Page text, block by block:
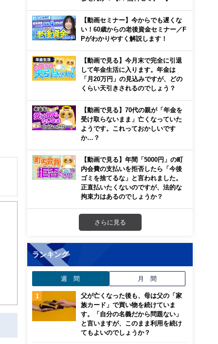
き
【動画セミナー】今からでも遅くな
い！60歳からの老後資金セミナー／F
Pがわかりやすく解説します！
【動画で見る】今月末で完全に引退
して年金生活に入ります。年金は
「月20万円」の見込みですが、どの
くらい天引きされるのでしょう？
【動画で見る】70代の親が「年金を
受け取らないまま」亡くなっていた
ようです。これっておかしいです
か…？
【動画で見る】年間「5000円」の町
内会費の支払いを拒否したら「今後
ゴミを捨てるな」と言われました。
正直払いたくないのですが、法的な
拘束力はあるのでしょうか？
さらに見る
ランキング
週 間 月 間
父が亡くなった後も、母は父の「家
族カード」で買い物を続けていま
す。「自分の名義だから問題ない」
と言いますが、このまま利用を続け
てもよいのでしょうか？